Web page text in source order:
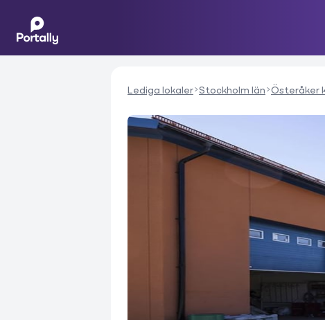
Lediga lokaler Stockholm län Österåker